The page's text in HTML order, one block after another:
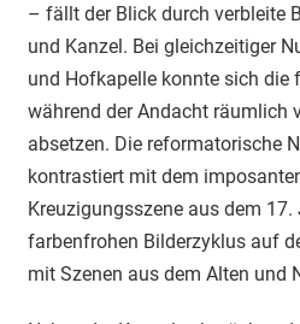
– fällt der Blick durch verbleite
und Kanzel. Bei gleichzeitiger
und Hofkapelle konnte sich die
während der Andacht räumlich
absetzen. Die reformatorische
kontrastiert mit dem
Kreuzigungsszene aus dem
farbenfrohen Bilderzyklus auf
mit Szenen aus dem Alten und